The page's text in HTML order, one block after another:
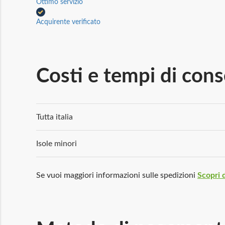
Ottimo servizio
Acquirente verificato
Costi e tempi di
Tutta italia
Isole minori
Se vuoi maggiori informazioni sulle spedizioni Scopri